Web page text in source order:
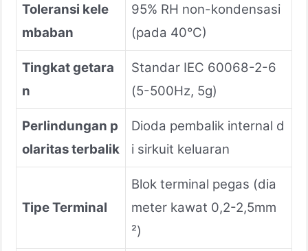
Toleransi kele
mbaban
95% RH non-kondensasi
(pada 40°C)
Tingkat getara
n
Standar IEC 60068-2-6
(5-500Hz, 5g)
Perlindungan p
olaritas terbalik
Dioda pembalik internal d
i sirkuit keluaran
Tipe Terminal
Blok terminal pegas (dia
meter kawat 0,2-2,5mm
²)